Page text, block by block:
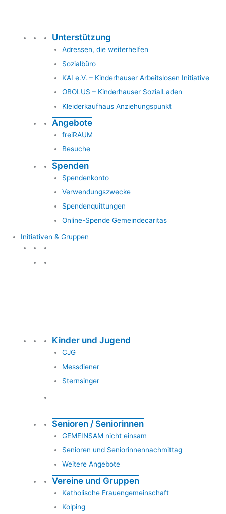
Unterstützung
Adressen, die weiterhelfen
Sozialbüro
KAI e.V. – Kinderhauser Arbeitslosen Initiative
OBOLUS – Kinderhauser SozialLaden
Kleiderkaufhaus Anziehungspunkt
Angebote
freiRAUM
Besuche
Spenden
Spendenkonto
Verwendungszwecke
Spendenquittungen
Online-Spende Gemeindecaritas
Initiativen & Gruppen
Kinder und Jugend
CJG
Messdiener
Sternsinger
Senioren / Seniorinnen
GEMEINSAM nicht einsam
Senioren und Seniorinnennachmittag
Weitere Angebote
Vereine und Gruppen
Katholische Frauengemeinschaft
Kolping